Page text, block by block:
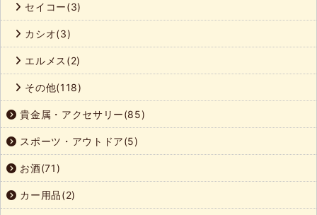
セイコー(3)
カシオ(3)
エルメス(2)
その他(118)
貴金属・アクセサリー(85)
スポーツ・アウトドア(5)
お酒(71)
カー用品(2)